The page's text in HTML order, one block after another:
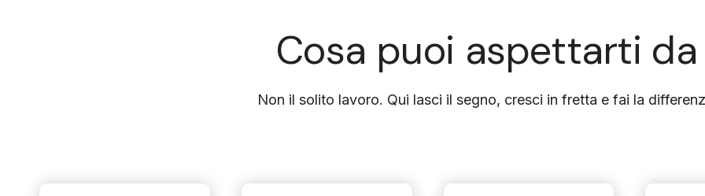
Cosa puoi aspettarti da
Non il solito lavoro. Qui lasci il segno, cresci in fretta e fai la